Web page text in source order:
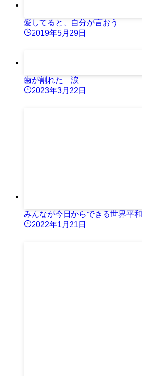
愛してると、自分が言おう
2019年5月29日
歯が割れた 涙
2023年3月22日
みんなが今日からできる世界平和
2022年1月21日